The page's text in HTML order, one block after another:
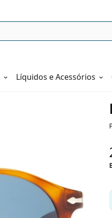
Líquidos e Acessórios